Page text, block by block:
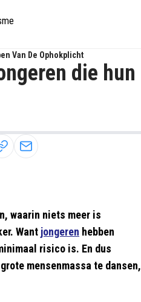
Van De Ophokplicht
die hun
waarin niets meer is
Want jongeren hebben
risico is. En dus
mensenmassa te dansen,